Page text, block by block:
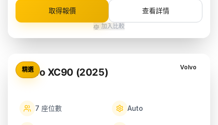
取得報價 查看詳情
加入比較
精選 Volvo
Volvo XC90 (2025)
7 座位數 Auto